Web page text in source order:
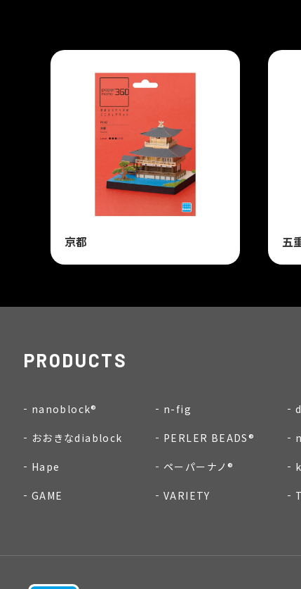
京都 五
PRODUCTS
nanoblock® n-fig
おおきなdiablock PERLER BEADS®
Hape ペーパーナノ®
GAME VARIETY